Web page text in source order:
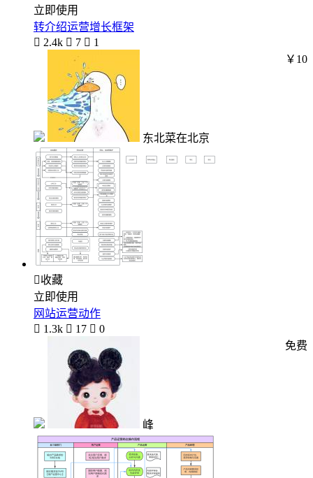
立即使用
转介绍运营增长框架
 2.4k  7  1
东北菜在北京
￥10
收藏
立即使用
网站运营动作
 1.3k  17  0
峰
免费